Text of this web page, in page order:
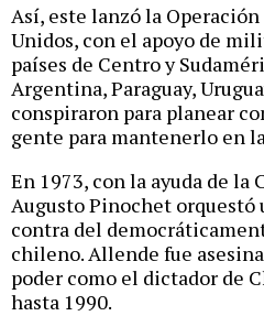
Así, este lanzó la Operación
Unidos, con el apoyo de
países de Centro y
Argentina, Paraguay,
conspiraron para planear
gente para mantenerlo en
En 1973, con la ayuda de
Augusto Pinochet orquestó
contra del
chileno. Allende fue
poder como el dictador de
hasta 1990.